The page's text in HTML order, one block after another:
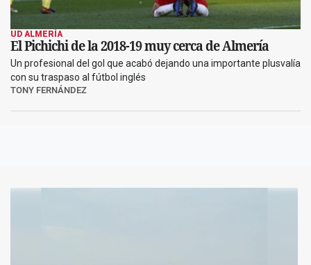
UD ALMERÍA
El Pichichi de la 2018-19 muy cerca de Almería
TONY FERNÁNDEZ
Un profesional del gol que acabó dejando una importante plusvalía
con su traspaso al fútbol inglés